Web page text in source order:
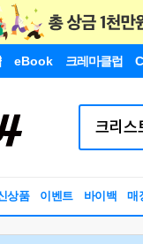
eBook 크레마클럽
상품 이벤트 바이백 매